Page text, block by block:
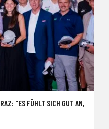
"ES FÜHLT SICH GUT AN,